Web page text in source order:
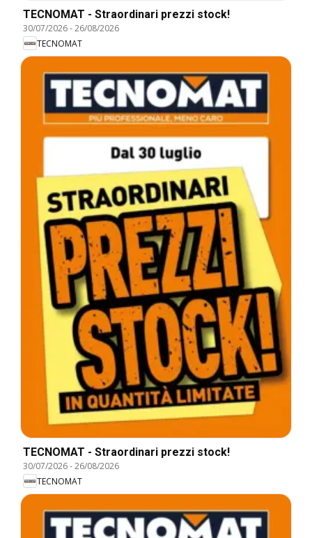
TECNOMAT - Straordinari prezzi stock!
30/07/2026-26/08/2026
TECNOMAT
TECNOMAT - Straordinari prezzi stock!
30/07/2026-26/08/2026
TECNOMAT